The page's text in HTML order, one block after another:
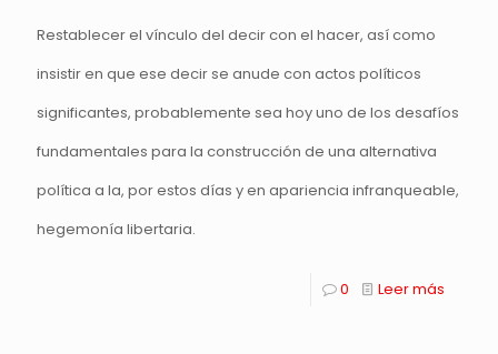
Restablecer el vínculo del decir con el hacer, así como
insistir en que ese decir se anude con actos políticos
significantes, probablemente sea hoy uno de los desafíos
fundamentales para la construcción de una alternativa
política a la, por estos días y en apariencia infranqueable,
hegemonía libertaria.
0 Leer más